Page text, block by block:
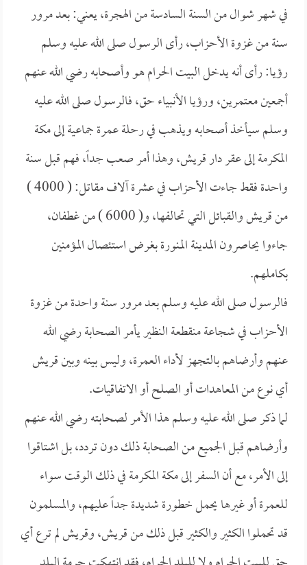
في شهر شوال من السنة السادسة من الهجرة، يعني: بعد مرور
سنة من غزوة الأحزاب، رأى الرسول صلى الله عليه وسلم
رؤيا: رأى أنه يدخل البيت الحرام هو وأصحابه رضي الله عنهم
أجمعين معتمرين، ورؤيا الأنبياء حق، فالرسول صلى الله عليه
وسلم سيأخذ أصحابه ويذهب في رحلة عمرة جماعية إلى مكة
المكرمة إلى عقر دار قريش، وهذا أمر صعب جداً، فهم قبل سنة
واحدة فقط جاءت الأحزاب في عشرة آلاف مقاتل: ( 4000 )
من قريش والقبائل التي تحالفها، و( 6000 ) من غطفان،
جاءوا يحاصرون المدينة المنورة بغرض استئصال المؤمنين
بكاملهم.
فالرسول صلى الله عليه وسلم بعد مرور سنة واحدة من غزوة
الأحزاب في شجاعة منقطعة النظير يأمر الصحابة رضي الله
عنهم وأرضاهم بالتجهز لأداء العمرة، وليس بينه وبين قريش
أي نوع من المعاهدات أو الصلح أو الاتفاقيات.
لما ذكر صلى الله عليه وسلم هذا الأمر لصحابته رضي الله عنهم
وأرضاهم قبل الجميع من الصحابة ذلك دون تردد، بل اشتاقوا
إلى الأمر، مع أن السفر إلى مكة المكرمة في ذلك الوقت سواء
للعمرة أو غيرها يحمل خطورة شديدة جداً عليهم، والمسلمون
قد تحملوا الكثير والكثير قبل ذلك من قريش، وقريش لم ترع أي